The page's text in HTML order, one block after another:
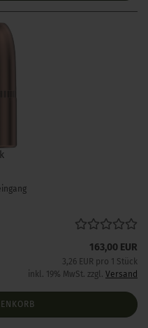
163,00 EUR
3,26 EUR pro 1 Stück
inkl. 19% MwSt. zzgl. Versand